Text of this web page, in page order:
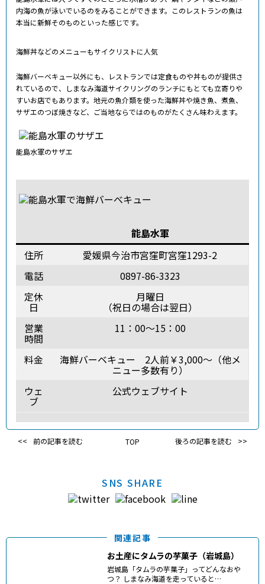
内海の魚が泳いでいるのをみることができます。このレストランの魚は
本当に新鮮そのものといった感じです。
海鮮丼などのメニューもサイクリストに人気
海鮮バーベキュー以外にも、レストランでは定食ものや丼ものが提供さ
れているので、しまなみ海道サイクリングのランチにもとても立寄りや
すいお店でもあります。地元の魚介類を使った海鮮丼や焼き魚、煮魚、
サザエのつぼ焼きなど、ご当地ならではのものがたくさん味わえます。
能島水軍のサザエ
能島水軍
住所
愛媛県今治市宮窪町宮窪1293-2
電話
0897-86-3323
定休
日
月曜日
（祝日の場合は翌日）
営業
時間
11：00～15：00
料金 海鮮バーベキュー 2人前￥3,000～（他メ
ニュー多数有り）
ウェ
ブ
公式ウェブサイト
TOP
前の記事を読む 後ろの記事を読む
SNS SHARE
関連記事
お土産にタムラの芋菓子（岩城島）
岩城島「タムラの芋菓子」ってどんなおや
つ？ しまなみ海道を走っていると…